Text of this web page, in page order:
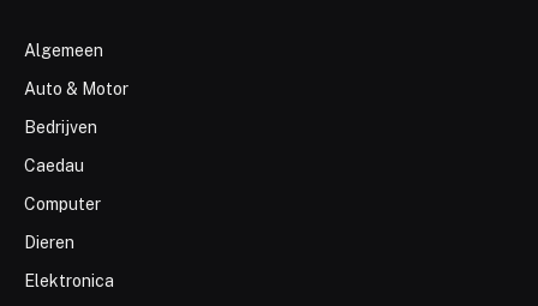
Algemeen
Auto & Motor
Bedrijven
Caedau
Computer
Dieren
Elektronica